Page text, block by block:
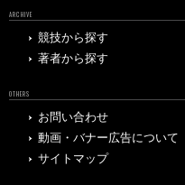
ARCHIVE
競技から探す
著者から探す
OTHERS
お問い合わせ
動画・バナー広告について
サイトマップ